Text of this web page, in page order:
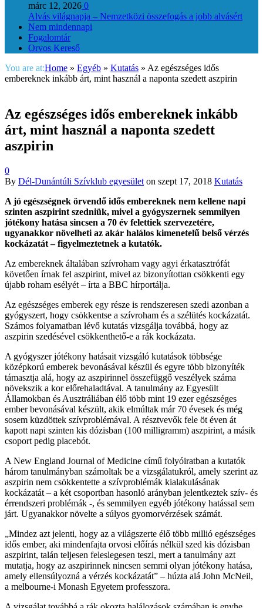
márc 12, 2026 0
Alvás világnapja – Nemzetközi összefogás a jobb alvásért
Nem mindennapi
Fogalomtár
Orvos Kereső
You are at:Home » Egyéb » Kutatás » Az egészséges idős
embereknek inkább árt, mint használ a naponta szedett aszpirin
Az egészséges idős embereknek inkább
árt, mint használ a naponta szedett
aszpirin
0
By Dél-Dunántúli Szívklub egyesület on szept 17, 2018 Kutatás
A jó egészségnek örvendő idős embereknek nem kellene napi
szinten aszpirint szedniük, mivel a gyógyszernek semmilyen
jótékony hatása sincsen a 70 év felettiek szervezetére,
ugyanakkor növelheti az akár halálos kimenetelű belső vérzés
kockázatát – figyelmeztetnek a kutatók.
Az embereknek általában szívroham vagy agyi érkatasztrófát
követően írnak fel aszpirint, mivel az bizonyítottan csökkenti egy
újabb roham esélyét – írta a BBC hírportálja.
Az egészséges emberek egy része is rendszeresen szedi azonban a
gyógyszert, hogy csökkentse a szívroham és a szélütés kockázatát.
Számos folyamatban lévő kutatás vizsgálja továbbá, hogy az
aszpirin szedésével csökkenthető-e a rák kockázata.
A gyógyszer jótékony hatásait vizsgáló kutatások többsége
középkorú emberek bevonásával készül és egyre több bizonyíték
támasztja alá, hogy az aszpirinnel összefüggő veszélyek száma
növekszik a kor előrehaladtával. A tanulmány az Egyesült
Államokban és Ausztráliában élő több mint 19 ezer egészséges
ember bevonásával készült, akik elmúltak már 70 évesek és még
sosem küzdöttek szívproblémával. A résztvevők fele öt éven át
kapott napi szinten kis dózisban (100 milligramm) aszpirint, a másik
csoport pedig placebót.
A New England Journal of Medicine című folyóiratban a kutatók
három tanulmányban számoltak be a vizsgálatukról, amely szerint az
aszpirin nem csökkentette a szívproblémák kialakulásának
kockázatát – a két csoportban hasonló arányban jelentkeztek szív- és
érrendszeri problémák -, és semmilyen egyéb jótékony hatással sem
járt. Ugyanakkor növelte a súlyos gyomorvérzések számát.
„Mindez azt jelenti, hogy az a világszerte élő több millió egészséges
idős ember, aki mindenfajta orvosi előírás nélkül szed kis dózisban
aszpirint, talán teljesen feleslegesen teszi, mert a tanulmány azt
mutatja, hogy az aszpirinnek nincsen semmi olyan jótékony hatása,
amely ellensúlyozná a vérzés kockázatát” – húzta alá John McNeil,
a melbourne-i Monash Egyetem professzora.